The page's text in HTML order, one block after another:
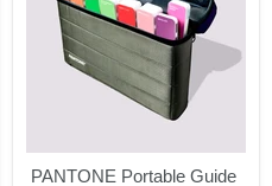
Portable
PANTONE Portable Guide